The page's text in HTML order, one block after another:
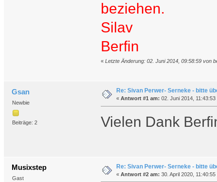
beziehen.
Silav
Berfin
« Letzte Änderung: 02. Juni 2014, 09:58:59 von
Gsan
Newbie
Beiträge: 2
Re: Sivan Perwer- Serneke - bitte
« Antwort #1 am: 02. Juni 2014, 11:43:53
Vielen Dank
Musixstep
Gast
Re: Sivan Perwer- Serneke - bitte
« Antwort #2 am: 30. April 2020, 11:40:55